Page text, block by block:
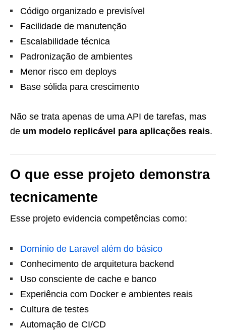
Código organizado e previsível
Facilidade de manutenção
Escalabilidade técnica
Padronização de ambientes
Menor risco em deploys
Base sólida para crescimento
Não se trata apenas de uma API de tarefas, mas
de um modelo replicável para aplicações reais.
O que esse projeto demonstra
tecnicamente
Esse projeto evidencia competências como:
Domínio de Laravel além do básico
Conhecimento de arquitetura backend
Uso consciente de cache e banco
Experiência com Docker e ambientes reais
Cultura de testes
Automação de CI/CD